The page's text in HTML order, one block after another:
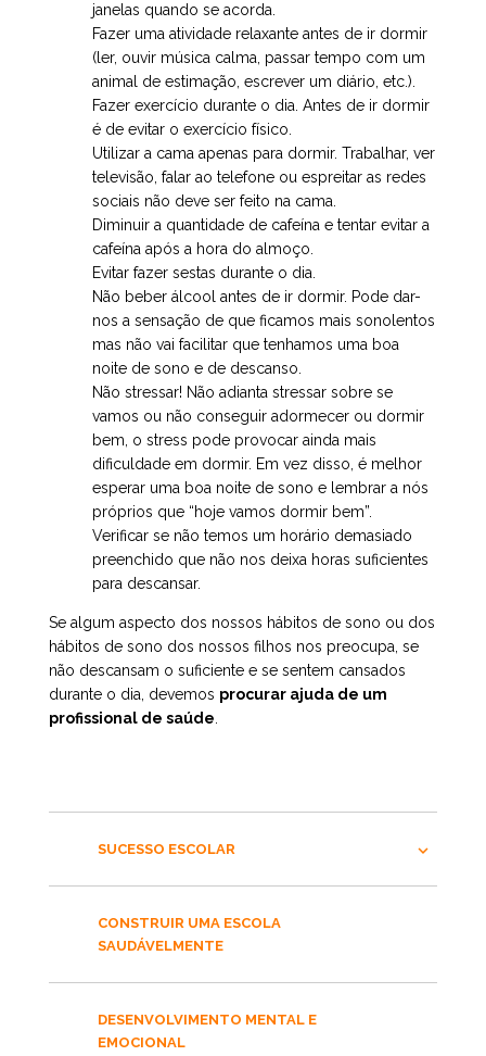
janelas quando se acorda.
Fazer uma atividade relaxante antes de ir dormir
(ler, ouvir música calma, passar tempo com um
animal de estimação, escrever um diário, etc.).
Fazer exercício durante o dia. Antes de ir dormir
é de evitar o exercício físico.
Utilizar a cama apenas para dormir. Trabalhar, ver
televisão, falar ao telefone ou espreitar as redes
sociais não deve ser feito na cama.
Diminuir a quantidade de cafeína e tentar evitar a
cafeína após a hora do almoço.
Evitar fazer sestas durante o dia.
Não beber álcool antes de ir dormir. Pode dar-
nos a sensação de que ficamos mais sonolentos
mas não vai facilitar que tenhamos uma boa
noite de sono e de descanso.
Não stressar! Não adianta stressar sobre se
vamos ou não conseguir adormecer ou dormir
bem, o stress pode provocar ainda mais
dificuldade em dormir. Em vez disso, é melhor
esperar uma boa noite de sono e lembrar a nós
próprios que “hoje vamos dormir bem”.
Verificar se não temos um horário demasiado
preenchido que não nos deixa horas suficientes
para descansar.
Se algum aspecto dos nossos hábitos de sono ou dos
hábitos de sono dos nossos filhos nos preocupa, se
não descansam o suficiente e se sentem cansados
durante o dia, devemos procurar ajuda de um
profissional de saúde
SUCESSO ESCOLAR
CONSTRUIR UMA ESCOLA
SAUDÁVELMENTE
DESENVOLVIMENTO MENTAL E
EMOCIONAL